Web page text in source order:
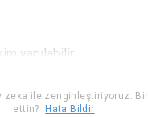
yapılabilir.
zeka ile zenginleştiriyoruz.
ettin?
Hata Bildir